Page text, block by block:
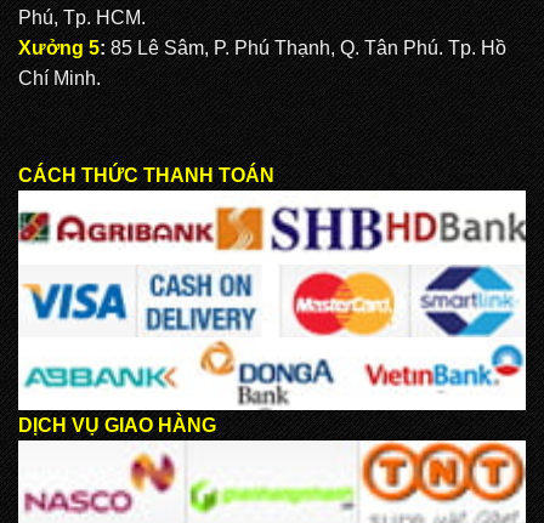
Phú, Tp. HCM.
Xưởng 5: 85 Lê Sâm, P. Phú Thạnh, Q. Tân Phú. Tp. Hồ
Chí Minh.
CÁCH THỨC THANH TOÁN
DỊCH VỤ GIAO HÀNG